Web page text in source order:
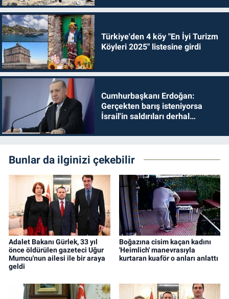
Türkiye'den 4 köy "En İyi Turizm
Köyleri 2025" listesine girdi
Cumhurbaşkanı Erdoğan:
Gerçekten barış isteniyorsa
İsrail'in saldırıları derhal
Bunlar da ilginizi çekebilir
Adalet Bakanı Gürlek, 33 yıl
önce öldürülen gazeteci Uğur
Mumcu'nun ailesi ile bir araya
geldi
Boğazına cisim kaçan kadını
'Heimlich' manevrasıyla
kurtaran kuaför o anları anlattı